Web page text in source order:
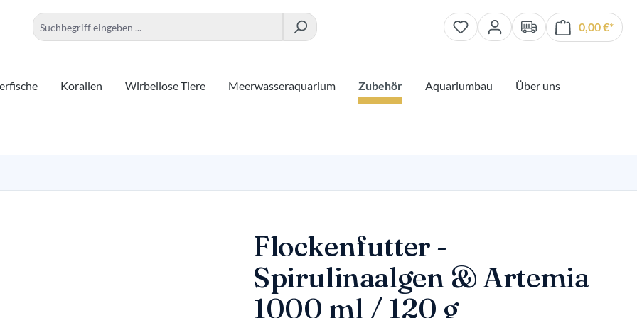
0,00 €*
Korallen Wirbellose Tiere Meerwasseraquarium Zubehör Aquariumbau
Über uns
Flockenfutter -
Spirulinaalgen & Artemia
1000 ml / 120 g